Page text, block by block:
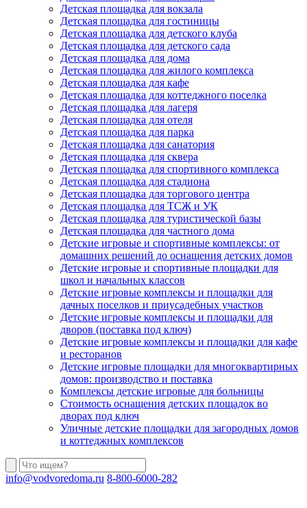
Детская площадка для вокзала
Детская площадка для гостиницы
Детская площадка для детского клуба
Детская площадка для детского сада
Детская площадка для дома
Детская площадка для жилого комплекса
Детская площадка для кафе
Детская площадка для коттеджного поселка
Детская площадка для лагеря
Детская площадка для отеля
Детская площадка для парка
Детская площадка для санатория
Детская площадка для сквера
Детская площадка для спортивного комплекса
Детская площадка для стадиона
Детская площадка для торгового центра
Детская площадка для ТСЖ и УК
Детская площадка для туристической базы
Детская площадка для частного дома
Детские игровые и спортивные комплексы: от
домашних решений до оснащения детских домов
Детские игровые и спортивные площадки для
школ и начальных классов
Детские игровые комплексы и площадки для
дачных поселков и приусадебных участков
Детские игровые комплексы и площадки для
дворов (поставка под ключ)
Детские игровые комплексы и площадки для кафе
и ресторанов
Детские игровые площадки для многоквартирных
домов: производство и поставка
Комплексы детские игровые для больницы
Стоимость оснащения детских площадок во
дворах под ключ
Уличные детские площадки для загородных домов
и коттеджных комплексов
info@vodvoredoma.ru 8-800-6000-282